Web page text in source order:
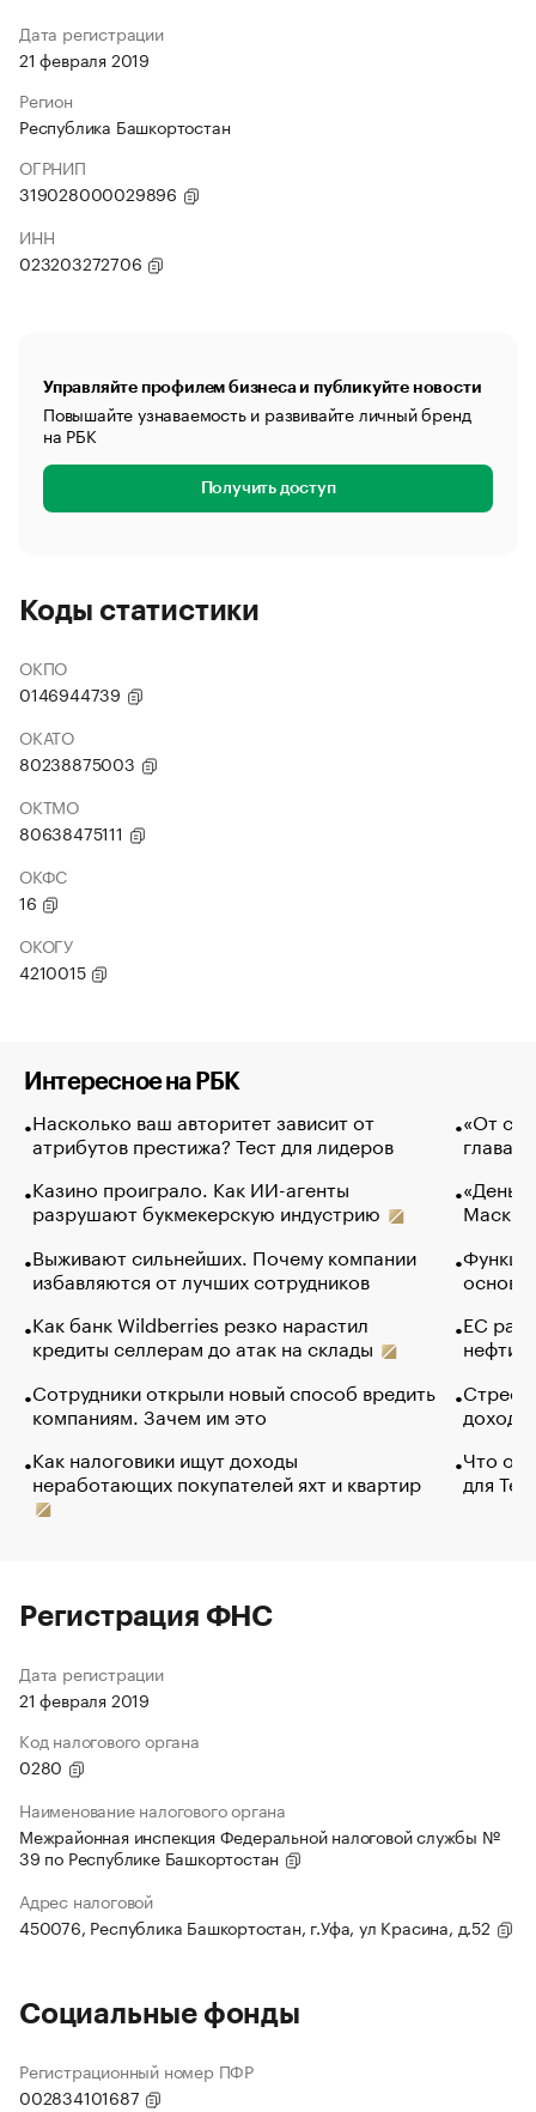
Дата регистрации
21 февраля 2019
Регион
Республика Башкортостан
ОГРНИП
319028000029896
ИНН
023203272706
Управляйте профилем бизнеса и публикуйте новости
Повышайте узнаваемость и развивайте личный бренд
на РБК
Получить доступ
Коды статистики
ОКПО
0146944739
ОКАТО
80238875003
ОКТМО
80638475111
ОКФС
16
ОКОГУ
4210015
Интересное на РБК
Насколько ваш авторитет зависит от
атрибутов престижа? Тест для лидеров
Казино проиграло. Как ИИ-агенты
разрушают букмекерскую индустрию
Выживают сильнейших. Почему компании
избавляются от лучших сотрудников
Как банк Wildberries резко нарастил
кредиты селлерам до атак на склады
Сотрудники открыли новый способ вредить
компаниям. Зачем им это
Как налоговики ищут доходы
неработающих покупателей яхт и квартир
«От
глава
Маск в
основ
ЕС
нефти
Что
для
Регистрация ФНС
Дата регистрации
21 февраля 2019
Код налогового органа
0280
Наименование налогового органа
Межрайонная инспекция Федеральной налоговой службы №
39 по Республике Башкортостан
Адрес налоговой
450076, Республика Башкортостан, г.Уфа, ул Красина, д.52
Социальные фонды
Регистрационный номер ПФР
002834101687